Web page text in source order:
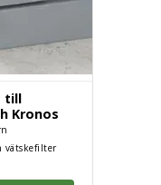
till
Kronos
vätskefilter